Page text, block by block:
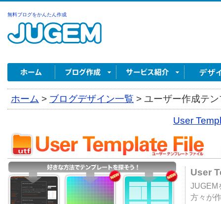
無料ブログをかんたん作成
ホーム > ブログデザイン一覧 > ユーザー作成テ
User
User
JUGEM
方々が